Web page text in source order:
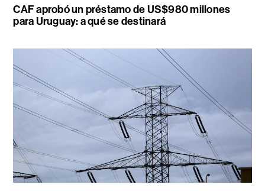
CAF aprobó un préstamo de US$980 millones
para Uruguay: a qué se destinará